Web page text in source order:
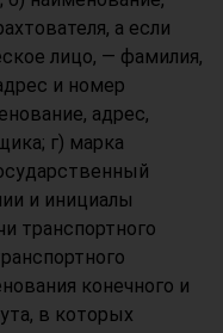
а если
лицо, — фамилия,
и номер
адрес,
г) марка
и инициалы
транспортного
конечного и
в которых